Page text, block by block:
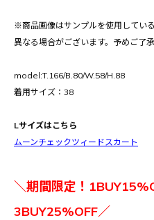
※商品画像はサンプルを使用してい
異なる場合がございます。予めご了承
model:T.166/B.80/W.58/H.88
着用サイズ：38
Lサイズはこちら
ムーンチェックツィードスカート
＼期間限定！
3BUY25%OFF／